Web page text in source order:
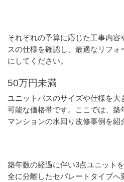
それぞれの予算に応じた工事内
スの仕様を確認し、最適なリフ
にしてください。
50万円未満
ユニットバスのサイズや仕様を大
可能な価格帯です。ここでは、築
マンションの水回り改修事例を紹
築年数の経過に伴い3点ユニット
全に分離したセパレートタイプへ